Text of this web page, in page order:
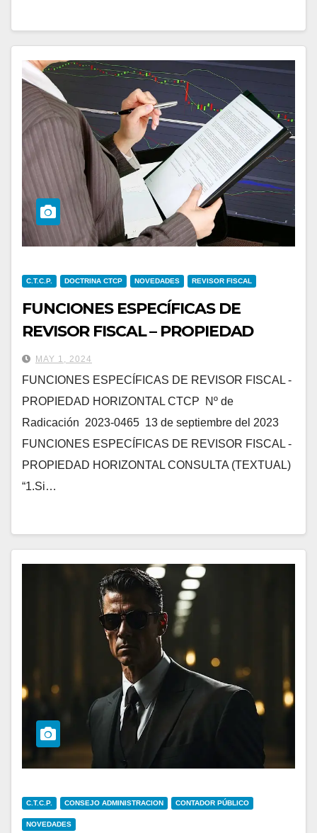
C.T.C.P. DOCTRINA CTCP NOVEDADES REVISOR FISCAL
FUNCIONES ESPECÍFICAS DE
REVISOR FISCAL – PROPIEDAD
HORIZONTAL
MAY 1, 2024
FUNCIONES ESPECÍFICAS DE REVISOR FISCAL -
PROPIEDAD HORIZONTAL CTCP Nº de
Radicación 2023-0465 13 de septiembre del 2023
FUNCIONES ESPECÍFICAS DE REVISOR FISCAL -
PROPIEDAD HORIZONTAL CONSULTA (TEXTUAL)
“1.Si…
C.T.C.P. CONSEJO ADMINISTRACION CONTADOR PÚBLICO
NOVEDADES